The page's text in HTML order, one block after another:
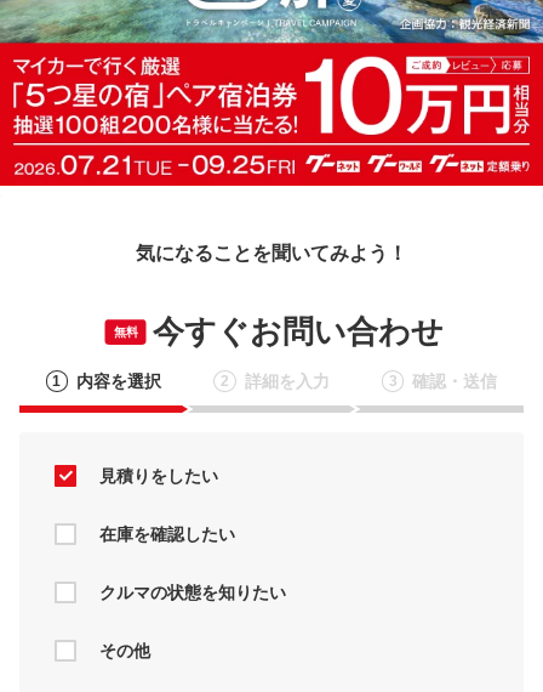
気になることを聞いてみよう！
無料 今すぐお問い合わせ
1 内容を選択 2 詳細を入力 3 確認・送信
見積りをしたい
在庫を確認したい
クルマの状態を知りたい
その他